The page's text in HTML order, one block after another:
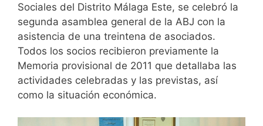
Sociales del Distrito Málaga Este, se celebró la
segunda asamblea general de la ABJ con la
asistencia de una treintena de asociados.
Todos los socios recibieron previamente la
Memoria provisional de 2011 que detallaba las
actividades celebradas y las previstas, así
como la situación económica.